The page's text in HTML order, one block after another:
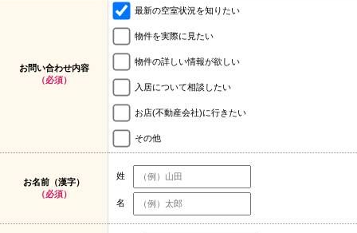
お問い合わせ内容
（必須）
最新の空室状況を知りたい
物件を実際に見たい
物件の詳しい情報が欲しい
入居について相談したい
お店(不動産会社)に行きたい
その他
お名前（漢字）
（必須）
姓
名